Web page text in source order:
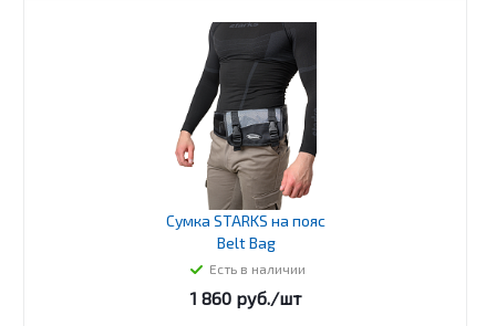
Сумка STARKS на пояс
Belt Bag
Есть в наличии
1 860 руб./шт